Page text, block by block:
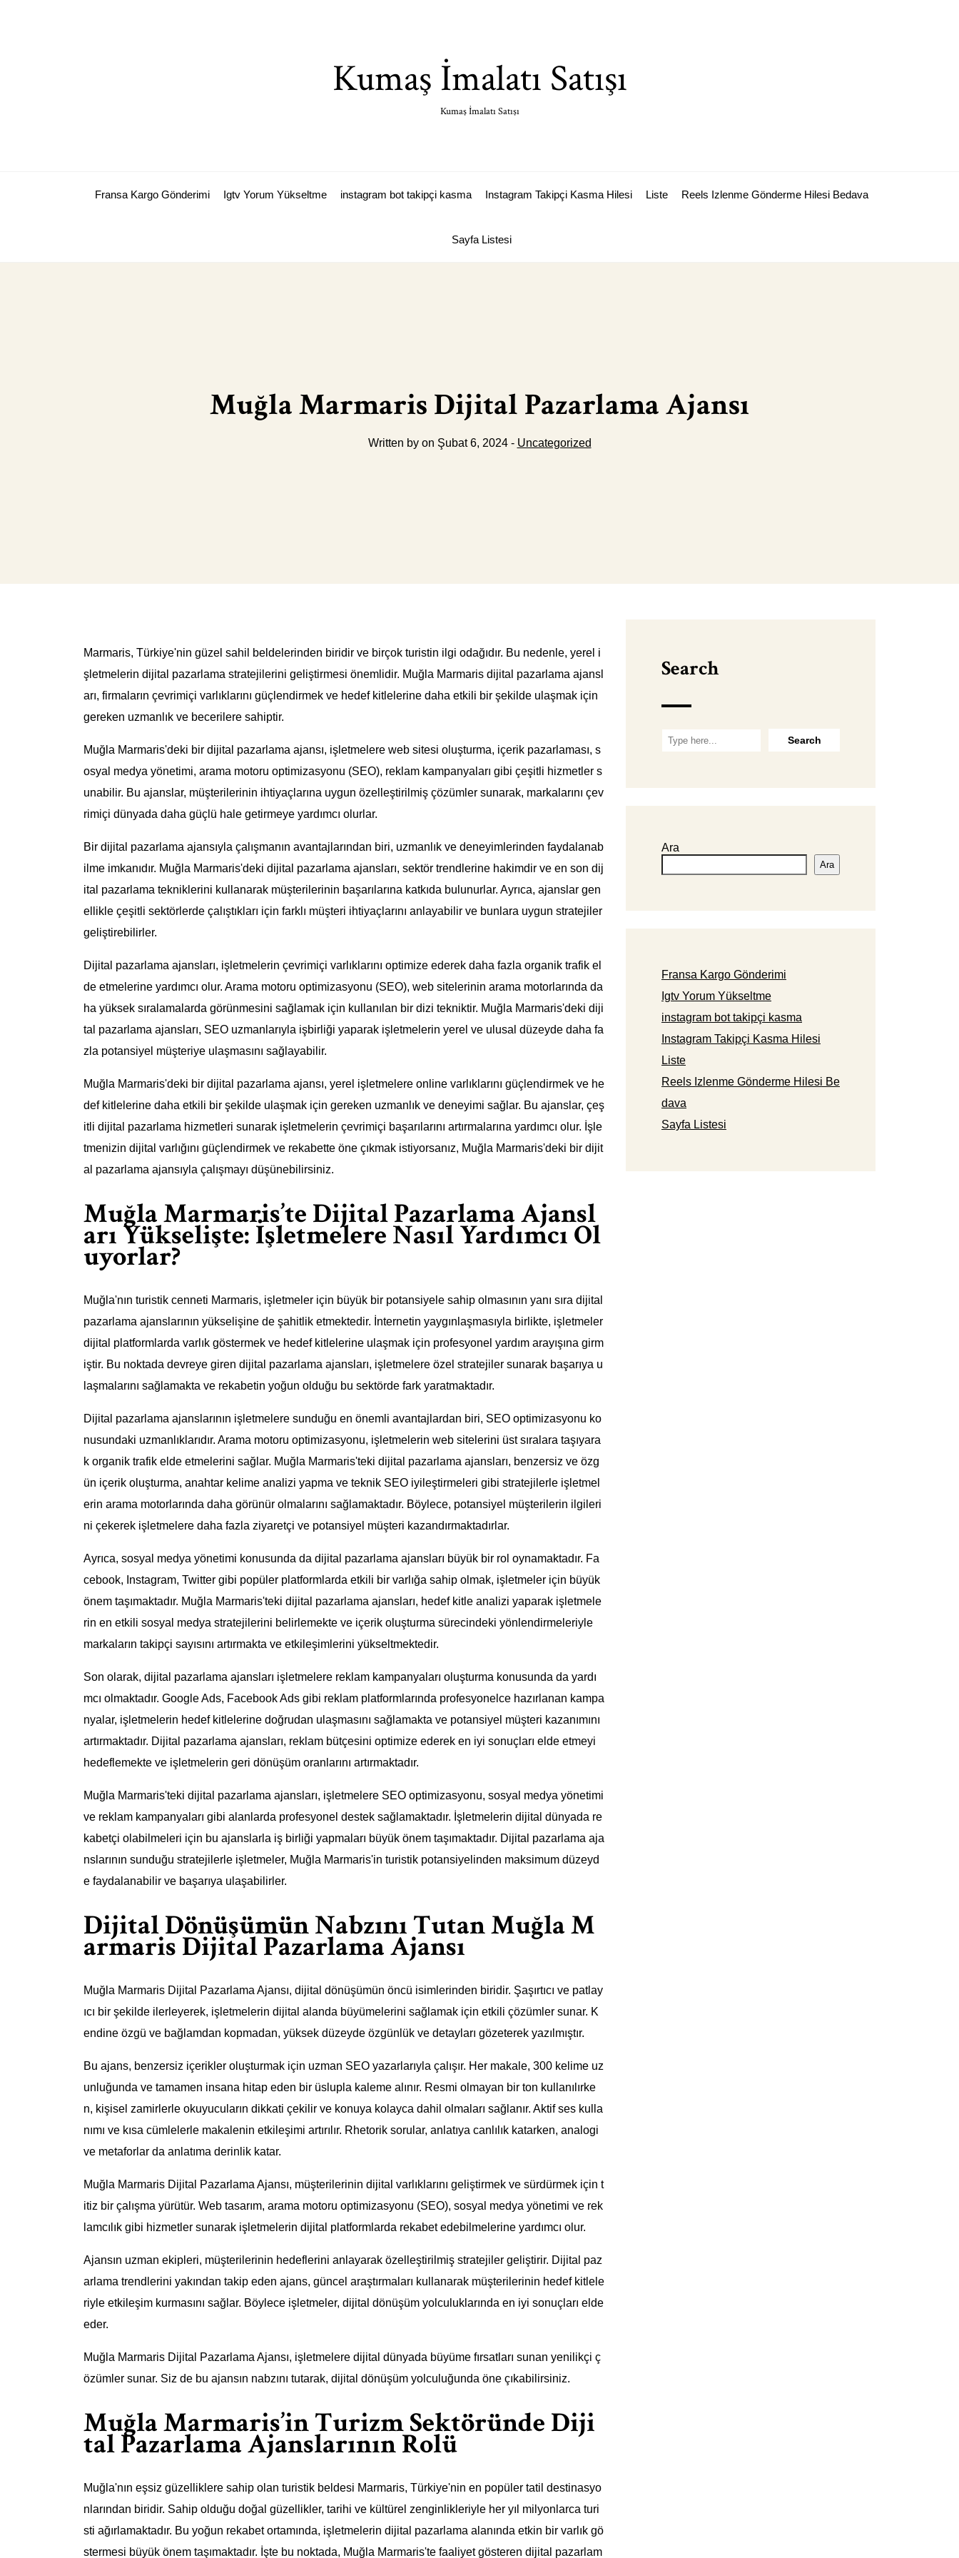
Kumaş İmalatı Satışı
Kumaş İmalatı Satışı
Fransa Kargo Gönderimi Igtv Yorum Yükseltme instagram bot takipçi kasma Instagram Takipçi Kasma Hilesi Liste Reels Izlenme Gönderme Hilesi Bedava
Sayfa Listesi
Muğla Marmaris Dijital Pazarlama Ajansı
Written by on Şubat 6, 2024 - Uncategorized
Marmaris, Türkiye'nin güzel sahil beldelerinden biridir ve birçok turistin ilgi odağıdır. Bu nedenle, yerel i
şletmelerin dijital pazarlama stratejilerini geliştirmesi önemlidir. Muğla Marmaris dijital pazarlama ajansl
arı, firmaların çevrimiçi varlıklarını güçlendirmek ve hedef kitlelerine daha etkili bir şekilde ulaşmak için
gereken uzmanlık ve becerilere sahiptir.
Muğla Marmaris'deki bir dijital pazarlama ajansı, işletmelere web sitesi oluşturma, içerik pazarlaması, s
osyal medya yönetimi, arama motoru optimizasyonu (SEO), reklam kampanyaları gibi çeşitli hizmetler s
unabilir. Bu ajanslar, müşterilerinin ihtiyaçlarına uygun özelleştirilmiş çözümler sunarak, markalarını çev
rimiçi dünyada daha güçlü hale getirmeye yardımcı olurlar.
Bir dijital pazarlama ajansıyla çalışmanın avantajlarından biri, uzmanlık ve deneyimlerinden faydalanab
ilme imkanıdır. Muğla Marmaris'deki dijital pazarlama ajansları, sektör trendlerine hakimdir ve en son dij
ital pazarlama tekniklerini kullanarak müşterilerinin başarılarına katkıda bulunurlar. Ayrıca, ajanslar gen
ellikle çeşitli sektörlerde çalıştıkları için farklı müşteri ihtiyaçlarını anlayabilir ve bunlara uygun stratejiler
geliştirebilirler.
Dijital pazarlama ajansları, işletmelerin çevrimiçi varlıklarını optimize ederek daha fazla organik trafik el
de etmelerine yardımcı olur. Arama motoru optimizasyonu (SEO), web sitelerinin arama motorlarında da
ha yüksek sıralamalarda görünmesini sağlamak için kullanılan bir dizi tekniktir. Muğla Marmaris'deki diji
tal pazarlama ajansları, SEO uzmanlarıyla işbirliği yaparak işletmelerin yerel ve ulusal düzeyde daha fa
zla potansiyel müşteriye ulaşmasını sağlayabilir.
Muğla Marmaris'deki bir dijital pazarlama ajansı, yerel işletmelere online varlıklarını güçlendirmek ve he
def kitlelerine daha etkili bir şekilde ulaşmak için gereken uzmanlık ve deneyimi sağlar. Bu ajanslar, çeş
itli dijital pazarlama hizmetleri sunarak işletmelerin çevrimiçi başarılarını artırmalarına yardımcı olur. İşle
tmenizin dijital varlığını güçlendirmek ve rekabette öne çıkmak istiyorsanız, Muğla Marmaris'deki bir dijit
al pazarlama ajansıyla çalışmayı düşünebilirsiniz.
Muğla Marmaris’te Dijital Pazarlama Ajansl
arı Yükselişte: İşletmelere Nasıl Yardımcı Ol
uyorlar?
Muğla'nın turistik cenneti Marmaris, işletmeler için büyük bir potansiyele sahip olmasının yanı sıra dijital
pazarlama ajanslarının yükselişine de şahitlik etmektedir. İnternetin yaygınlaşmasıyla birlikte, işletmeler
dijital platformlarda varlık göstermek ve hedef kitlelerine ulaşmak için profesyonel yardım arayışına girm
iştir. Bu noktada devreye giren dijital pazarlama ajansları, işletmelere özel stratejiler sunarak başarıya u
laşmalarını sağlamakta ve rekabetin yoğun olduğu bu sektörde fark yaratmaktadır.
Dijital pazarlama ajanslarının işletmelere sunduğu en önemli avantajlardan biri, SEO optimizasyonu ko
nusundaki uzmanlıklarıdır. Arama motoru optimizasyonu, işletmelerin web sitelerini üst sıralara taşıyara
k organik trafik elde etmelerini sağlar. Muğla Marmaris'teki dijital pazarlama ajansları, benzersiz ve özg
ün içerik oluşturma, anahtar kelime analizi yapma ve teknik SEO iyileştirmeleri gibi stratejilerle işletmel
erin arama motorlarında daha görünür olmalarını sağlamaktadır. Böylece, potansiyel müşterilerin ilgileri
ni çekerek işletmelere daha fazla ziyaretçi ve potansiyel müşteri kazandırmaktadırlar.
Ayrıca, sosyal medya yönetimi konusunda da dijital pazarlama ajansları büyük bir rol oynamaktadır. Fa
cebook, Instagram, Twitter gibi popüler platformlarda etkili bir varlığa sahip olmak, işletmeler için büyük
önem taşımaktadır. Muğla Marmaris'teki dijital pazarlama ajansları, hedef kitle analizi yaparak işletmele
rin en etkili sosyal medya stratejilerini belirlemekte ve içerik oluşturma sürecindeki yönlendirmeleriyle
markaların takipçi sayısını artırmakta ve etkileşimlerini yükseltmektedir.
Son olarak, dijital pazarlama ajansları işletmelere reklam kampanyaları oluşturma konusunda da yardı
mcı olmaktadır. Google Ads, Facebook Ads gibi reklam platformlarında profesyonelce hazırlanan kampa
nyalar, işletmelerin hedef kitlelerine doğrudan ulaşmasını sağlamakta ve potansiyel müşteri kazanımını
artırmaktadır. Dijital pazarlama ajansları, reklam bütçesini optimize ederek en iyi sonuçları elde etmeyi
hedeflemekte ve işletmelerin geri dönüşüm oranlarını artırmaktadır.
Muğla Marmaris'teki dijital pazarlama ajansları, işletmelere SEO optimizasyonu, sosyal medya yönetimi
ve reklam kampanyaları gibi alanlarda profesyonel destek sağlamaktadır. İşletmelerin dijital dünyada re
kabetçi olabilmeleri için bu ajanslarla iş birliği yapmaları büyük önem taşımaktadır. Dijital pazarlama aja
nslarının sunduğu stratejilerle işletmeler, Muğla Marmaris'in turistik potansiyelinden maksimum düzeyd
e faydalanabilir ve başarıya ulaşabilirler.
Dijital Dönüşümün Nabzını Tutan Muğla M
armaris Dijital Pazarlama Ajansı
Muğla Marmaris Dijital Pazarlama Ajansı, dijital dönüşümün öncü isimlerinden biridir. Şaşırtıcı ve patlay
ıcı bir şekilde ilerleyerek, işletmelerin dijital alanda büyümelerini sağlamak için etkili çözümler sunar. K
endine özgü ve bağlamdan kopmadan, yüksek düzeyde özgünlük ve detayları gözeterek yazılmıştır.
Bu ajans, benzersiz içerikler oluşturmak için uzman SEO yazarlarıyla çalışır. Her makale, 300 kelime uz
unluğunda ve tamamen insana hitap eden bir üslupla kaleme alınır. Resmi olmayan bir ton kullanılırke
n, kişisel zamirlerle okuyucuların dikkati çekilir ve konuya kolayca dahil olmaları sağlanır. Aktif ses kulla
nımı ve kısa cümlelerle makalenin etkileşimi artırılır. Rhetorik sorular, anlatıya canlılık katarken, analogi
ve metaforlar da anlatıma derinlik katar.
Muğla Marmaris Dijital Pazarlama Ajansı, müşterilerinin dijital varlıklarını geliştirmek ve sürdürmek için t
itiz bir çalışma yürütür. Web tasarım, arama motoru optimizasyonu (SEO), sosyal medya yönetimi ve rek
lamcılık gibi hizmetler sunarak işletmelerin dijital platformlarda rekabet edebilmelerine yardımcı olur.
Ajansın uzman ekipleri, müşterilerinin hedeflerini anlayarak özelleştirilmiş stratejiler geliştirir. Dijital paz
arlama trendlerini yakından takip eden ajans, güncel araştırmaları kullanarak müşterilerinin hedef kitlele
riyle etkileşim kurmasını sağlar. Böylece işletmeler, dijital dönüşüm yolculuklarında en iyi sonuçları elde
eder.
Muğla Marmaris Dijital Pazarlama Ajansı, işletmelere dijital dünyada büyüme fırsatları sunan yenilikçi ç
özümler sunar. Siz de bu ajansın nabzını tutarak, dijital dönüşüm yolculuğunda öne çıkabilirsiniz.
Muğla Marmaris’in Turizm Sektöründe Diji
tal Pazarlama Ajanslarının Rolü
Muğla'nın eşsiz güzelliklere sahip olan turistik beldesi Marmaris, Türkiye'nin en popüler tatil destinasyo
nlarından biridir. Sahip olduğu doğal güzellikler, tarihi ve kültürel zenginlikleriyle her yıl milyonlarca turi
sti ağırlamaktadır. Bu yoğun rekabet ortamında, işletmelerin dijital pazarlama alanında etkin bir varlık gö
stermesi büyük önem taşımaktadır. İşte bu noktada, Muğla Marmaris'te faaliyet gösteren dijital pazarlam
Search
Ara
Ara
Fransa Kargo Gönderimi
Igtv Yorum Yükseltme
instagram bot takipçi kasma
Instagram Takipçi Kasma Hilesi
Liste
Reels Izlenme Gönderme Hilesi Be
dava
Sayfa Listesi